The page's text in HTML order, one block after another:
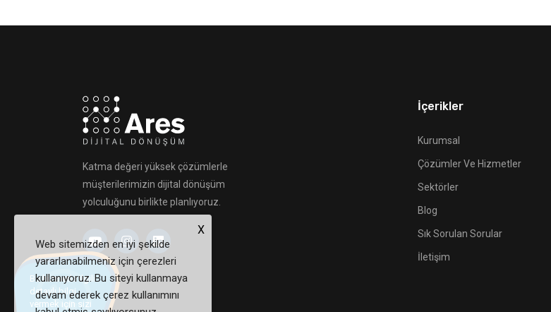
Katma değeri yüksek çözümlerle
müşterilerimizin dijital dönüşüm
yolculuğunu birlikte planlıyoruz.
İçerikler
Kurumsal
Çözümler Ve Hizmetler
Sektörler
Blog
Sık Sorulan Sorular
İletişim
Bu hizmetle ilgili
detaylı bilgi
vermek için sizi
Web sitemizden en iyi şekilde
yararlanabilmeniz için çerezleri
kullanıyoruz. Bu siteyi kullanmaya
devam ederek çerez kullanımını
X